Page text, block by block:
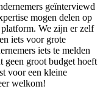
geïnterviewd
mogen delen op
We zijn er zelf
iets voor grote
iets te melden
geen groot budget hoeft
voor een kleine
welkom!